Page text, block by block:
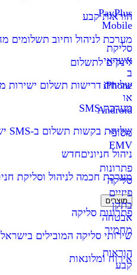
PayPlus
Mobile
סליקת
אשראי
ב
iPhone
או
Android
מסופי
EMV
פתרונות
סליקה
פיזיים
בתקן
אבטחה
מחמיר
הוראות
קבע
הוראות קבע
מערכת לניהול וחיוב תשלומים
לינקים לתשלום
שליחת דרישות תשלום ישירות
מערכת SMS
שליחת בקשות תשלום ב-SMS ישירות מהחשבון
ניהול חניוניםחדש
מערכת חכמה לניהול וסליקת
מוצרים
פתרונות סליקה
שירותי סליקה המובילים בישראל
אירוח ומלונאות